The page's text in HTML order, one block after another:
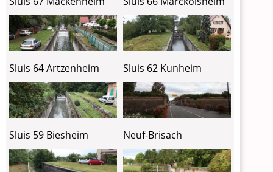
Sluis 64 Artzenheim Sluis 62 Kunheim
Sluis 59 Biesheim Neuf-Brisach